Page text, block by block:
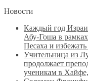
Новости
Каждый год
Абу-Гоша в
Песаха и
Учительница из
продолжает
ученикам в